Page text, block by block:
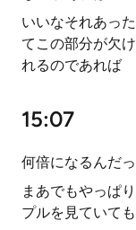
いいなそれあっ
てこの部分が欠
れるのであれば
15:07
何倍になるんだ
まあでもやっぱ
プルを見ていても